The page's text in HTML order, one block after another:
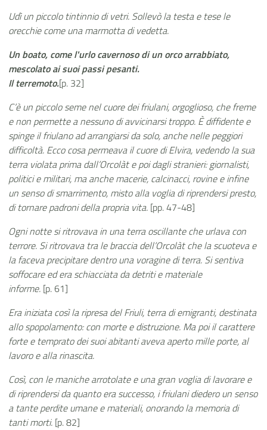
Udì un piccolo tintinnio di vetri. Sollevò la testa e tese le
orecchie come una marmotta di vedetta.
Un boato, come l'urlo cavernoso di un orco arrabbiato,
mescolato ai suoi passi pesanti.
Il terremoto.[p. 32]
C’è un piccolo seme nel cuore dei friulani, orgoglioso, che freme
e non permette a nessuno di avvicinarsi troppo. È diffidente e
spinge il friulano ad arrangiarsi da solo, anche nelle peggiori
difficoltà. Ecco cosa permeava il cuore di Elvira, vedendo la sua
terra violata prima dall’Orcolàt e poi dagli stranieri: giornalisti,
politici e militari, ma anche macerie, calcinacci, rovine e infine
un senso di smarrimento, misto alla voglia di riprendersi presto,
di tornare padroni della propria vita. [pp. 47-48]
Ogni notte si ritrovava in una terra oscillante che urlava con
terrore. Si ritrovava tra le braccia dell’Orcolàt che la scuoteva e
la faceva precipitare dentro una voragine di terra. Si sentiva
soffocare ed era schiacciata da detriti e materiale
informe. [p. 61]
Era iniziata così la ripresa del Friuli, terra di emigranti, destinata
allo spopolamento: con morte e distruzione. Ma poi il carattere
forte e temprato dei suoi abitanti aveva aperto mille porte, al
lavoro e alla rinascita.
Così, con le maniche arrotolate e una gran voglia di lavorare e
di riprendersi da quanto era successo, i friulani diedero un senso
a tante perdite umane e materiali, onorando la memoria di
tanti morti. [p. 82]